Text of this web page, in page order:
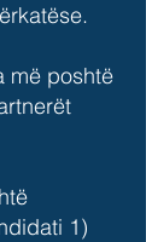
më poshtë
1)